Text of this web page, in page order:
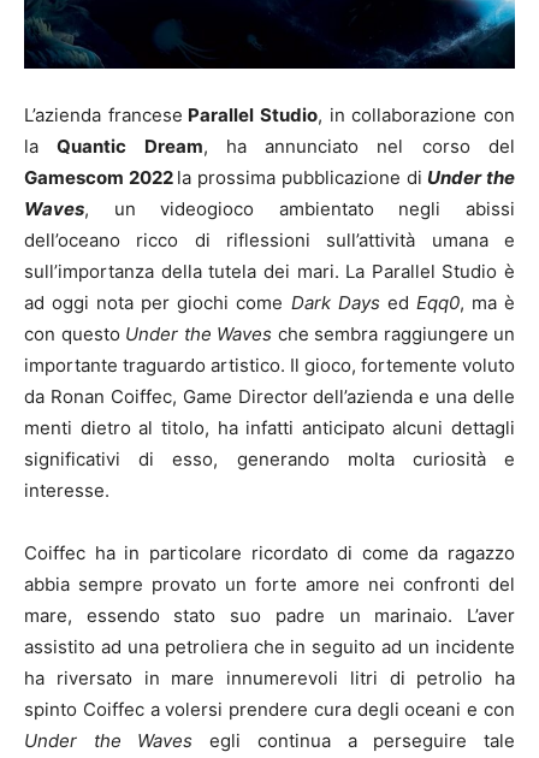
L’azienda francese Parallel Studio, in collaborazione con
laQuantic Dream, ha annunciato nel corso del
Gamescom 2022 la prossima pubblicazione di Under the
Waves, un videogioco ambientato negli abissi
dell’oceano ricco di riflessioni sull’attività umana e
sull’importanza della tutela dei mari. La Parallel Studio è
ad oggi nota per giochi come Dark Days ed Eqq0, ma è
con questo Under the Waves che sembra raggiungere un
importante traguardo artistico. Il gioco, fortemente voluto
da Ronan Coiffec, Game Director dell’azienda e una delle
menti dietro al titolo, ha infatti anticipato alcuni dettagli
significativi di esso, generando molta curiosità e
interesse.
Coiffec ha in particolare ricordato di come da ragazzo
abbia sempre provato un forte amore nei confronti del
mare, essendo stato suo padre un marinaio. L’aver
assistito ad una petroliera che in seguito ad un incidente
ha riversato in mare innumerevoli litri di petrolio ha
spinto Coiffec a volersi prendere cura degli oceani e con
Under the Wavesegli continua a perseguire tale